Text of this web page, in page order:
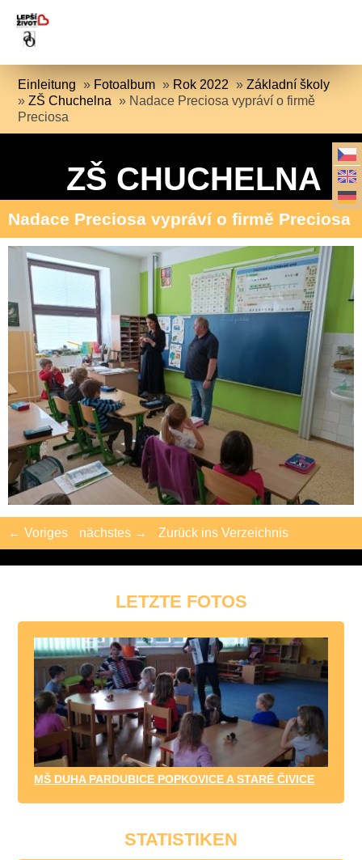
Einleitung » Fotoalbum » Rok 2022 »Základní školy
»ZŠ Chuchelna » Nadace Preciosa vypráví o firmě
Preciosa
ZŠ CHUCHELNA
Nadace Preciosa vypráví o firmě Preciosa
← Voriges nächstes → Zurück ins Verzeichnis
LETZTE FOTOS
MŠ DUHA PARDUBICE POPKOVICE A STARÉ ČIVICE
STATISTIKEN